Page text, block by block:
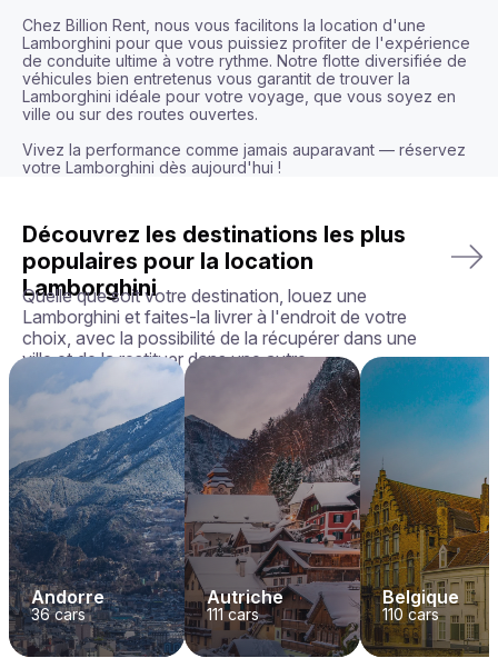
Chez Billion Rent, nous vous facilitons la location d'une
Lamborghini pour que vous puissiez profiter de l'expérience
de conduite ultime à votre rythme. Notre flotte diversifiée de
véhicules bien entretenus vous garantit de trouver la
Lamborghini idéale pour votre voyage, que vous soyez en
ville ou sur des routes ouvertes.
Vivez la performance comme jamais auparavant — réservez
votre Lamborghini dès aujourd'hui !
Découvrez les destinations les plus
populaires pour la location
Lamborghini
Quelle que soit votre destination, louez une
Lamborghini et faites-la livrer à l'endroit de votre
choix, avec la possibilité de la récupérer dans une
ville et de la restituer dans une autre.
Andorre
36cars
Autriche
111cars
Belgique
110 cars